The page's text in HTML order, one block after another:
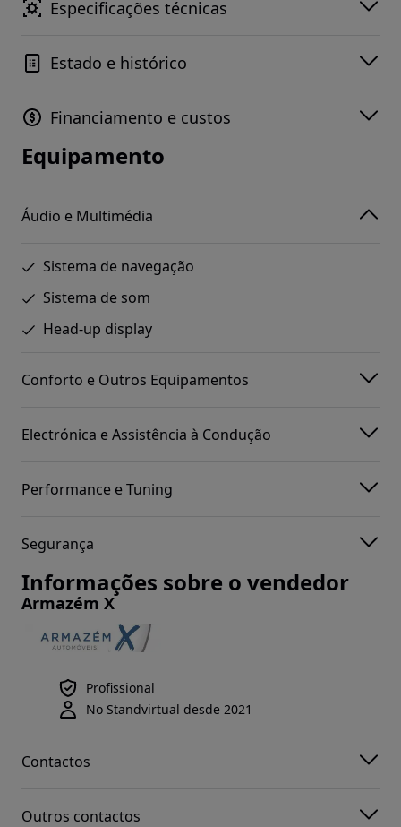
Especificações técnicas
Estado e histórico
Financiamento e custos
Equipamento
Áudio e Multimédia
Sistema de navegação
Sistema de som
Head-up display
Conforto e Outros Equipamentos
Electrónica e Assistência à Condução
Performance e Tuning
Segurança
Informações sobre o vendedor
Armazém X
Profissional
No Standvirtual desde 2021
Contactos
Outros contactos